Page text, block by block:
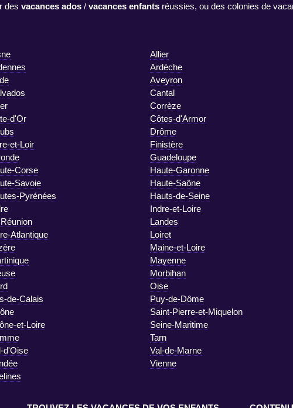
des vacances ados / vacances enfants réussies, ou des colonies de
Allier
Ardèche
Aveyron
Cantal
Corrèze
d'Or Côtes-d'Armor
Drôme
et-Loir Finistère
Guadeloupe
Corse Haute-Garonne
Savoie Haute-Saône
Pyrénées Hauts-de-Seine
Indre-et-Loire
Landes
Atlantique Loiret
Maine-et-Loire
Mayenne
Morbihan
Oise
de-Calais Puy-de-Dôme
Saint-Pierre-et-Miquelon
et-Loire Seine-Maritime
Tarn
d'Oise Val-de-Marne
Vienne